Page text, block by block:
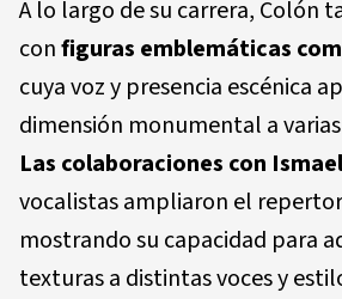
A lo largo de su carrera, Colón
configuras emblemáticas
cuya voz y presencia escénica
dimensión monumental a
Las colaboraciones con
vocalistas ampliaron el
mostrando su capacidad para
texturas a distintas voces y